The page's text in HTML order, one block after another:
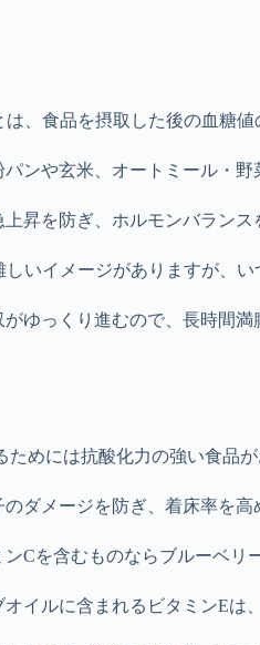
、食品を摂取した後の血糖
ンや玄米、オートミール・野
昇を防ぎ、ホルモンバランス
いイメージがありますが、
ゆっくり進むので、長時間満
めには抗酸化力の強い食品が
ダメージを防ぎ、着床率を高
Cを含むものならブルーベリ
イルに含まれるビタミンEは